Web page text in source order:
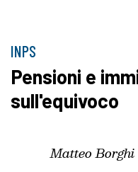
INPS
Pensioni e
sull'equivoco
Matteo Borghi